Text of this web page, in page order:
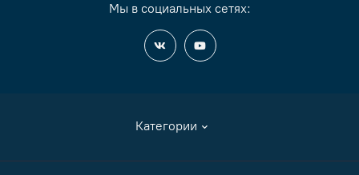
Категории
Мы в социальных сетях: